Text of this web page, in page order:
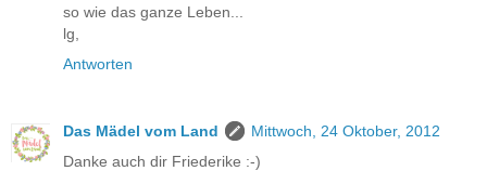
so wie das ganze Leben...
lg,
Antworten
Das Mädel vom Land
Mittwoch, 24 Oktober, 2012
Danke auch dir Friederike :-)